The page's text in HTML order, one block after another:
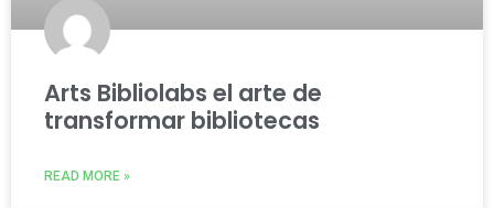
Arts Bibliolabs el arte de
transformar bibliotecas
READ MORE »